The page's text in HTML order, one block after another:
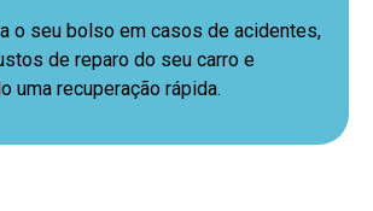
o seu bolso em casos de acidentes,
de reparo do seu carro e
uma recuperação rápida.